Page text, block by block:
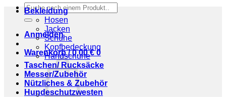
Suchen
nach:
Anmelden
Warenkorb /0,00€ 0
Bekleidung
Hosen
Jacken
Schuhe
Kopfbedeckung
Handschuhe
Taschen/ Rucksäcke
Messer/Zubehör
Nützliches & Zubehör
Hundeschutzwesten